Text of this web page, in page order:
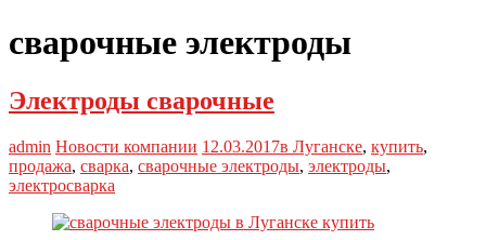
сварочные электроды
Электроды сварочные
admin Новости компании 12.03.2017в Луганске, купить,
продажа, сварка, сварочные электроды, электроды,
электросварка